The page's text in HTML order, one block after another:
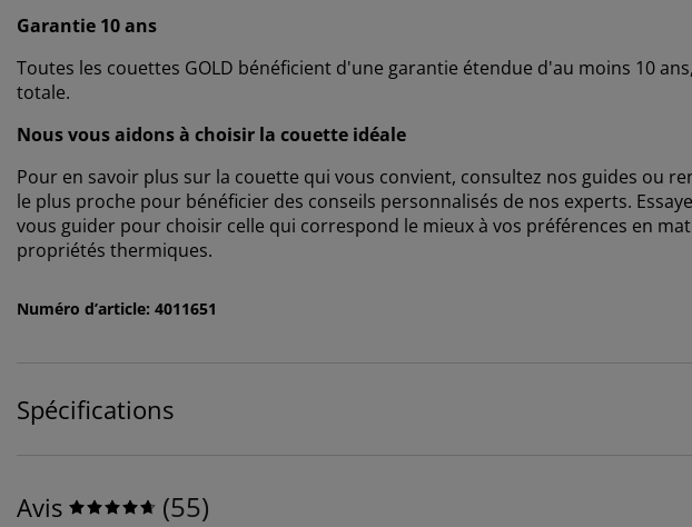
Garantie 10 ans
Toutes les couettes GOLD bénéficient d'une garantie étendue d'au moins 10
totale.
Nous vous aidons à choisir la couette idéale
Pour en savoir plus sur la couette qui vous convient, consultez nos guides ou
le plus proche pour bénéficier des conseils personnalisés de nos experts.
vous guider pour choisir celle qui correspond le mieux à vos préférences en
propriétés thermiques.
Numéro d’article: 4011651
Spécifications
Avis (55)